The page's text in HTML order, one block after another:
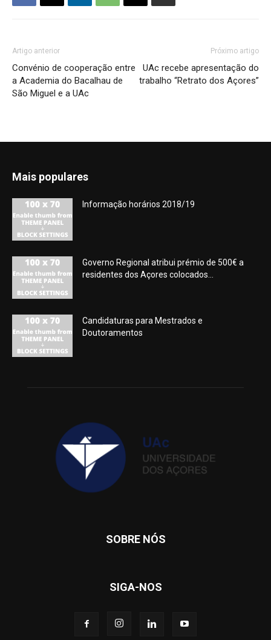
Artigo anterior
Convénio de cooperação entre
a Academia do Bacalhau de
São Miguel e a UAc
Próximo artigo
UAc recebe apresentação do
trabalho “Retrato dos Açores”
Mais populares
Informação horários 2018/19
Governo Regional atribui prémio de 500€ a
residentes dos Açores colocados...
Candidaturas para Mestrados e
Doutoramentos
SOBRE NÓS
SIGA-NOS